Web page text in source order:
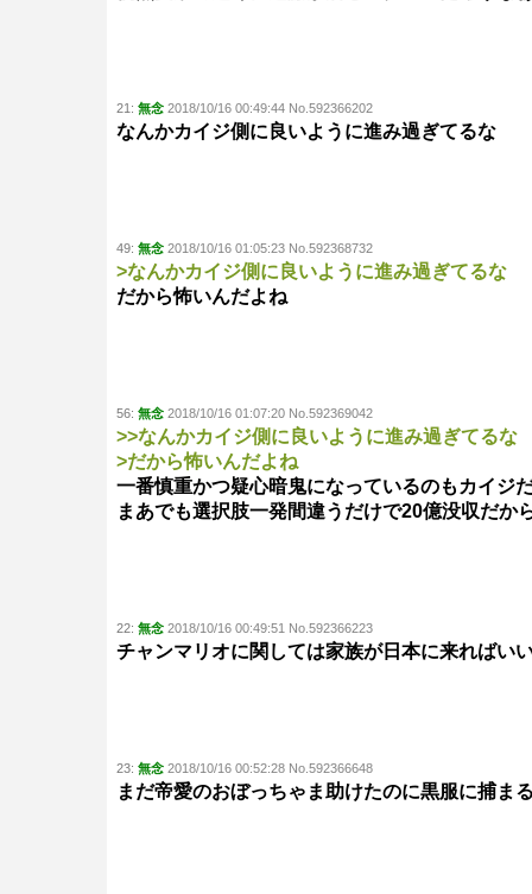
21: 無念 2018/10/16 00:49:44 No.592366202
なんかカイジ側に良いように進み過ぎてるな
49: 無念 2018/10/16 01:05:23 No.592368732
>なんかカイジ側に良いように進み過ぎてるな
だから怖いんだよね
56: 無念 2018/10/16 01:07:20 No.592369042
>>なんかカイジ側に良いように進み過ぎてるな
>だから怖いんだよね
一番慎重かつ疑心暗鬼になっているのもカイジ
まあでも選択肢一発間違うだけで20億没収だか
22: 無念 2018/10/16 00:49:51 No.592366223
チャンマリオに関しては家族が日本に来ればい
23: 無念 2018/10/16 00:52:28 No.592366648
まだ帝愛のおぼっちゃま助けたのに黒服に捕ま